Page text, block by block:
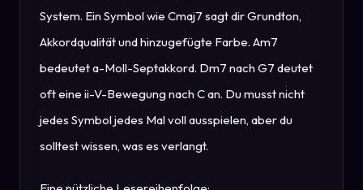
System. Ein Symbol wie Cmaj7 sagt dir Grundton,
Akkordqualität und hinzugefügte Farbe. Am7
bedeutet a-Moll-Septakkord. Dm7 nach G7 deutet
oft eine ii-V-Bewegung nach C an. Du musst nicht
jedes Symbol jedes Mal voll ausspielen, aber du
solltest wissen, was es verlangt.